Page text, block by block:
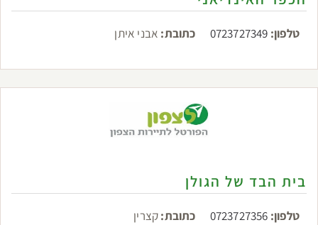
טלפון: 0723727349 כתובת: אבני איתן
בית הבד של הגולן
טלפון: 0723727356 כתובת:קצרין